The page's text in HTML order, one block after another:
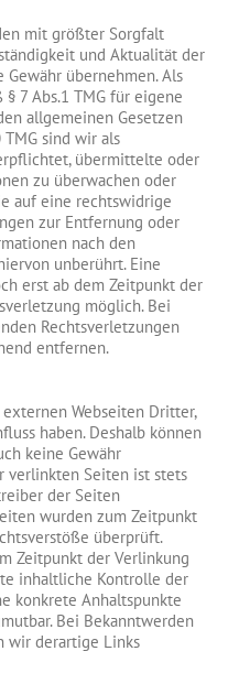
mit größter Sorgfalt
und Aktualität der
übernehmen. Als
7 Abs.1 TMG für eigene
allgemeinen Gesetzen
sind wir als
übermittelte oder
zu überwachen oder
auf eine rechtswidrige
zur Entfernung oder
nach den
unberührt. Eine
erst ab dem Zeitpunkt der
möglich. Bei
Rechtsverletzungen
entfernen.
Webseiten Dritter,
haben. Deshalb können
keine Gewähr
verlinkten Seiten ist stets
der Seiten
wurden zum Zeitpunkt
überprüft.
Zeitpunkt der Verlinkung
inhaltliche Kontrolle der
konkrete Anhaltspunkte
Bei Bekanntwerden
wir derartige Links